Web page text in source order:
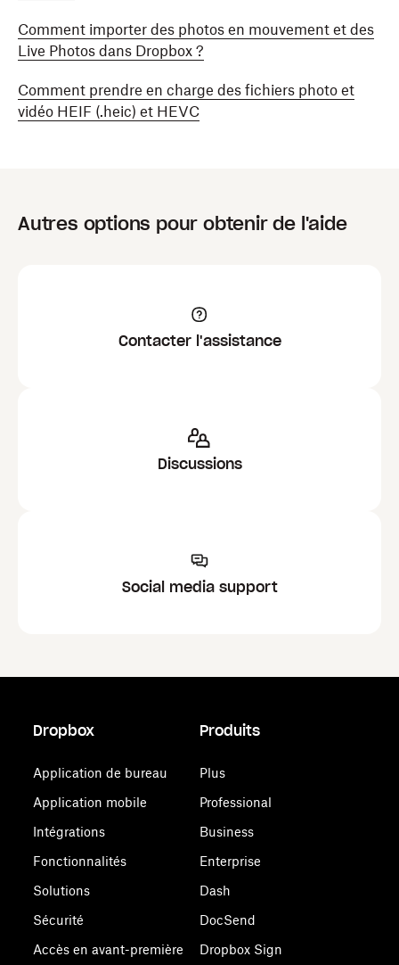
Comment importer des photos en mouvement et des
Live Photos dans Dropbox ?
Comment prendre en charge des fichiers photo et
vidéo HEIF (.heic) et HEVC
Autres options pour obtenir de l'aide
Contacter l'assistance
Discussions
Social media support
Dropbox
Application de bureau
Application mobile
Intégrations
Fonctionnalités
Solutions
Sécurité
Accès en avant-première
Produits
Plus
Professional
Business
Enterprise
Dash
DocSend
Dropbox Sign